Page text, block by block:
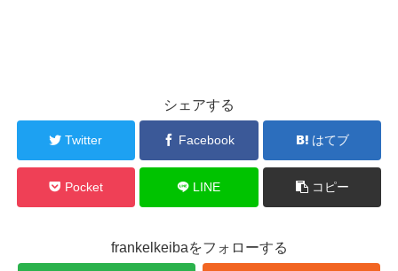
シェアする
Twitter Facebook はてブ
Pocket LINE コピー
frankelkeibaをフォローする